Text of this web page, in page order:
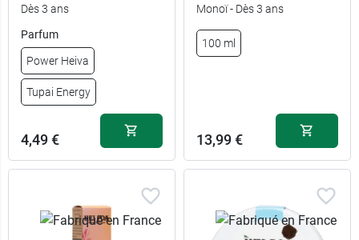
Dès 3 ans
Parfum
Power Heiva
Tupai Energy
4,49 €
Monoï - Dès 3 ans
100 ml
13,99 €